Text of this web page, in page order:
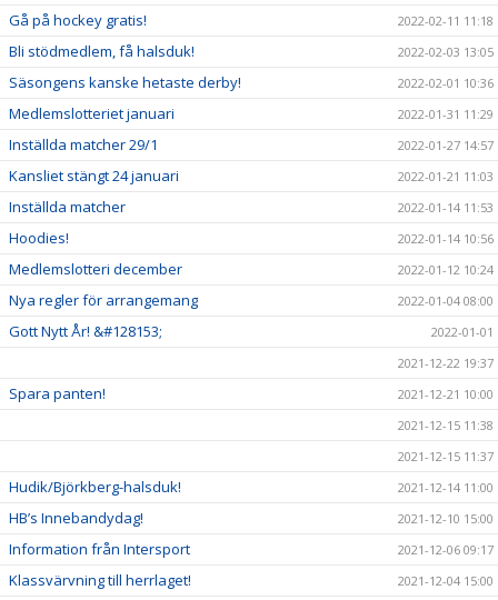
Gå på hockey gratis! 2022-02-11 11:18
Bli stödmedlem, få halsduk! 2022-02-03 13:05
Säsongens kanske hetaste derby! 2022-02-01 10:36
Medlemslotteriet januari 2022-01-31 11:29
Inställda matcher 29/1 2022-01-27 14:57
Kansliet stängt 24 januari 2022-01-21 11:03
Inställda matcher 2022-01-14 11:53
Hoodies! 2022-01-14 10:56
Medlemslotteri december 2022-01-12 10:24
Nya regler för arrangemang 2022-01-04 08:00
Gott Nytt År! &#128153;
2022-01-01
2021-12-22 19:37
Spara panten!
2021-12-21 10:00
2021-12-15 11:38
2021-12-15 11:37
Hudik/Björkberg-halsduk! 2021-12-14 11:00
HB’s Innebandydag! 2021-12-10 15:00
Information från Intersport 2021-12-06 09:17
Klassvärvning till herrlaget! 2021-12-04 15:00